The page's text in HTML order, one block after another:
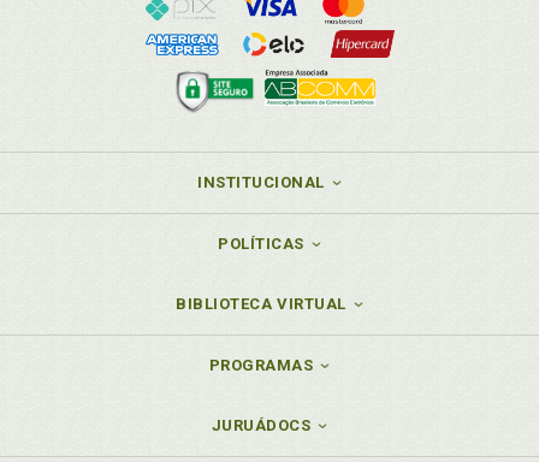
INSTITUCIONAL
POLÍTICAS
BIBLIOTECA VIRTUAL
PROGRAMAS
JURUÁDOCS